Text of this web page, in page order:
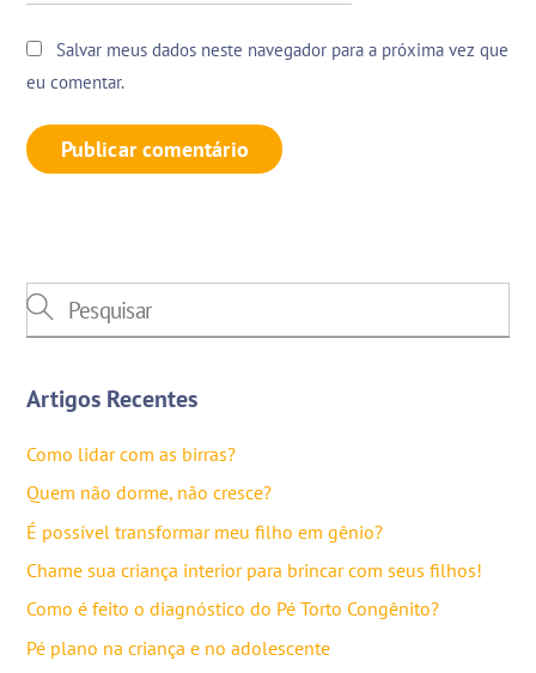
Salvar meus dados neste navegador para a próxima vez que
eu comentar.
Artigos Recentes
Como lidar com as birras?
Quem não dorme, não cresce?
É possível transformar meu filho em gênio?
Chame sua criança interior para brincar com seus filhos!
Como é feito o diagnóstico do Pé Torto Congênito?
Pé plano na criança e no adolescente